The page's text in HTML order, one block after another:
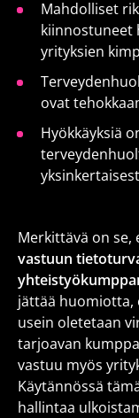
Mahdolliset
kiinnostuneet
yrityksien
ovat
Hyökkäyksiä
Merkittävä on
vastuun
jättää huomiotta,
usein oletetaan
tarjoavan
vastuu myös
Käytännössä
hallintaa